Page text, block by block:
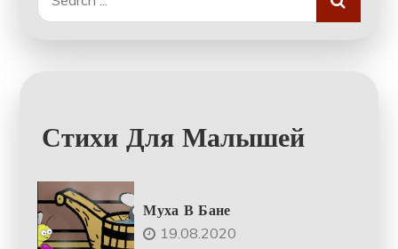
for:
Стихи Для Малышей
Муха В Бане
19.08.2020